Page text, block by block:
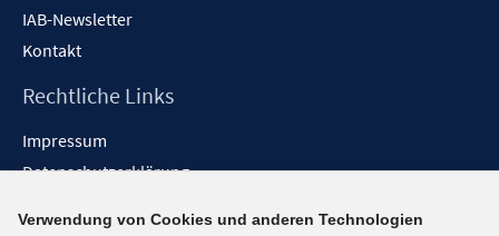
IAB-Newsletter
Kontakt
Rechtliche Links
Impressum
Datenschutzerklärung
Verwendung von Cookies und anderen Technologien